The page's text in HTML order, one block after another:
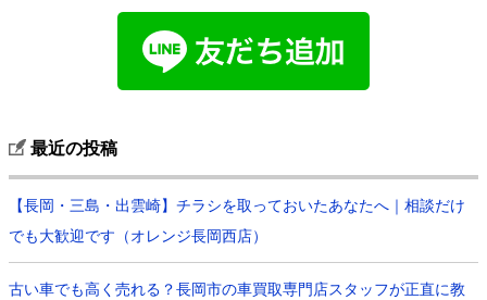
最近の投稿
【長岡・三島・出雲崎】チラシを取っておいたあなたへ｜相談だけ
でも大歓迎です（オレンジ長岡西店）
古い車でも高く売れる？長岡市の車買取専門店スタッフが正直に教